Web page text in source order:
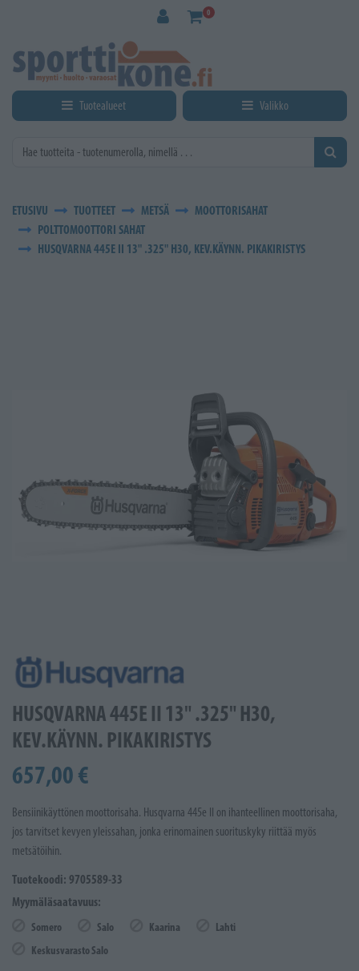
0
Tuotealueet Valikko
ETUSIVU TUOTTEET METSÄ
MOOTTORISAHAT
POLTTOMOOTTORI SAHAT
HUSQVARNA 445E II 13" .325" H30, KEV.KÄYNN. PIKAKIRISTYS
HUSQVARNA 445E II 13" .325" H30,
KEV.KÄYNN. PIKAKIRISTYS
657,00 €
Bensiinikäyttönen moottorisaha. Husqvarna 445e II on ihanteellinen moottorisaha,
jos tarvitset kevyen yleissahan, jonka erinomainen suorituskyky riittää myös
metsätöihin.
Tuotekoodi: 9705589-33
Myymäläsaatavuus:
Somero Salo Kaarina
Lahti
Keskusvarasto Salo